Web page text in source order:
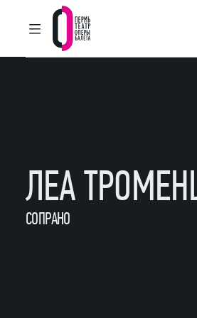
ГЛАВНОЕ МЕНЮ
Пермский театр
ЛЕА
СОПРАНО